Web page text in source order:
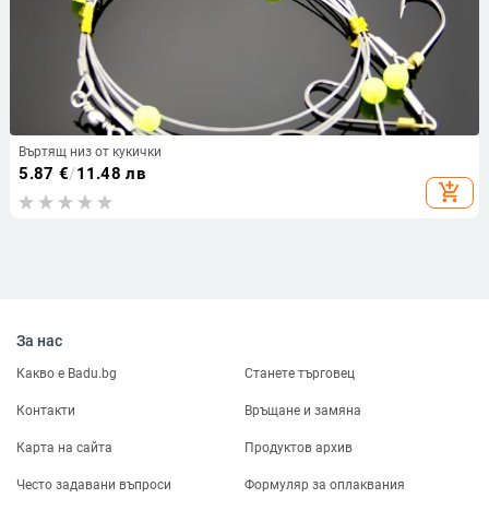
Въртящ низ от кукички
5.87 €/11.48 лв
add_shopping_cart
За нас
Какво е Badu.bg Станете търговец
Контакти Връщане и замяна
Карта на сайта Продуктов архив
Често задавани въпроси Формуляр за оплаквания